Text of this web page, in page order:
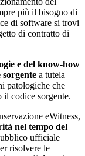
più il bisogno di
di software si trovi
di contratto di
e del know-how
sorgente a tutela
patologiche che
il codice sorgente.
eWitness,
nel tempo del
ufficiale
risolvere le